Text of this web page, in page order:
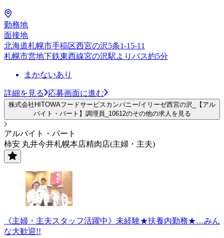
勤務地
面接地
北海道札幌市手稲区西宮の沢5条1-15-11
札幌市営地下鉄東西線宮の沢駅よりバス約5分
まかないあり
詳細を見る 応募画面に進む
株式会社HITOWAフードサービスカンパニー/イリーゼ西宮の沢_【アル
バイト・パート】調理員_10612のその他の求人を見る
アルバイト・パート
柿安 丸井今井札幌本店精肉店(主婦・主夫)
《主婦・主夫スタッフ活躍中》未経験★扶養内勤務★…みん
な大歓迎!!